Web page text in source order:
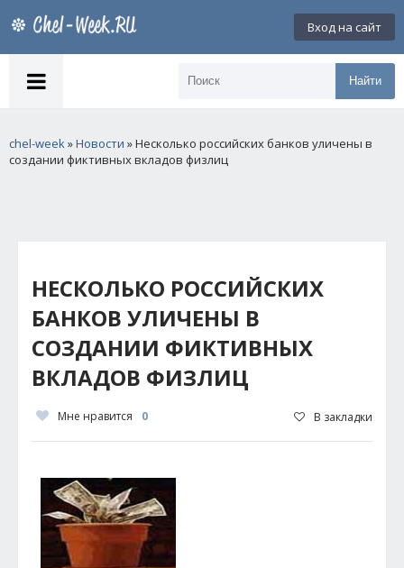
Вход на сайт
Найти
chel-week»Новости » Несколько российских банков уличены в
создании фиктивных вкладов физлиц
НЕСКОЛЬКО РОССИЙСКИХ
БАНКОВ УЛИЧЕНЫ В
СОЗДАНИИ ФИКТИВНЫХ
ВКЛАДОВ ФИЗЛИЦ
Мне нравится 0 В закладки